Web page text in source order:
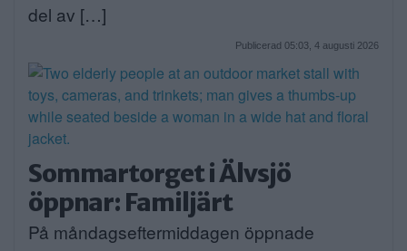
del av […]
Publicerad 05:03, 4 augusti 2026
Sommartorget i Älvsjö
öppnar: Familjärt
På måndagseftermiddagen öppnade